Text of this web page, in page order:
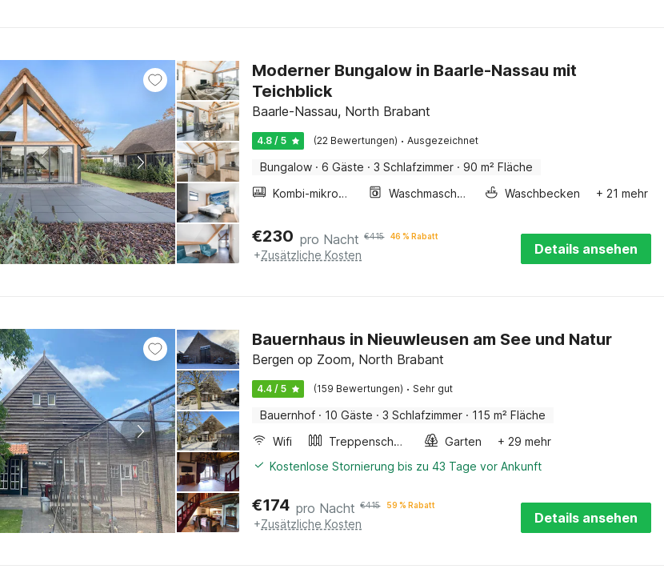
Moderner Bungalow in Baarle-Nassau mit
Teichblick
Baarle-Nassau, North Brabant
4.8 / 5 (22 Bewertungen) · Ausgezeichnet
Bungalow · 6 Gäste · 3 Schlafzimmer · 90 m² Fläche
Kombi-mikrowelle
Waschmaschine Waschbecken + 21 mehr
€230 pro Nacht €415 46 % Rabatt
+Zusätzliche Kosten Details ansehen
Bauernhaus in Nieuwleusen am See und Natur
Bergen op Zoom, North Brabant
4.4 / 5 (159 Bewertungen) · Sehr gut
Bauernhof · 10 Gäste · 3 Schlafzimmer · 115 m² Fläche
Wifi
Treppenschutzgitter Garten
+ 29 mehr
Kostenlose Stornierung bis zu 43 Tage vor Ankunft
€174 pro Nacht €415 59 % Rabatt
+Zusätzliche Kosten Details ansehen